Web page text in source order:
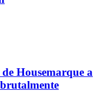
Housemarque a